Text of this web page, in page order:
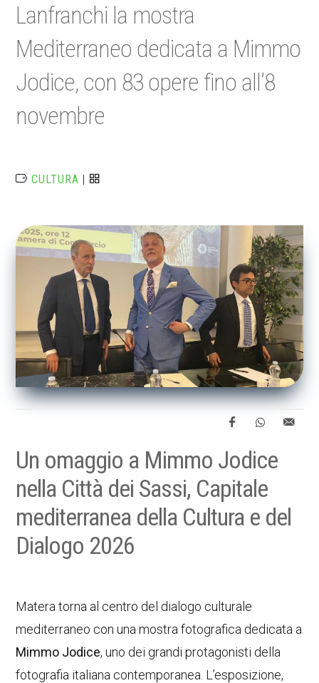
Lanfranchi la mostra
Mediterraneo dedicata a Mimmo
Jodice, con 83 opere fino all’8
novembre
CULTURA |
Un omaggio a Mimmo Jodice
nella Città dei Sassi, Capitale
mediterranea della Cultura e del
Dialogo 2026
Matera torna al centro del dialogo culturale
mediterraneo con una mostra fotografica dedicata a
Mimmo Jodice, uno dei grandi protagonisti della
fotografia italiana contemporanea. L’esposizione,